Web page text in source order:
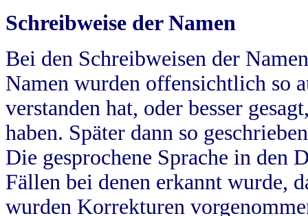
Schreibweise der Namen
Bei den Schreibweisen der
Namen wurden offensichtlich so
verstanden hat, oder besser
haben. Später dann so
Die gesprochene Sprache in
Fällen bei denen erkannt wurde,
wurden Korrekturen